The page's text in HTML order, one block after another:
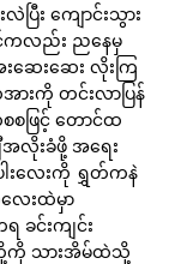
ြီး ကျောင်းသွား
ကလည်း ညနေမှ
ဆေးဆေး လိုးကြ
ားကို တင်းလာပြန်
စဖြင့် တောင်ထ
လိုးခံဖို့ အရေး
ါးလေးကို ရွှတ်ကနဲ
ေးထဲမှာ
ခင်းကျင်း
ကို သားအိမ်ထဲသို့